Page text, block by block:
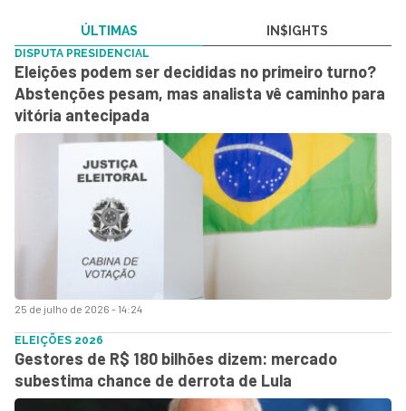
ÚLTIMAS IN$IGHTS
25 de julho de 2026 - 14:24
DISPUTA PRESIDENCIAL
Eleições podem ser decididas no primeiro turno?
Abstenções pesam, mas analista vê caminho para
vitória antecipada
ELEIÇÕES 2026
Gestores de R$ 180 bilhões dizem: mercado
subestima chance de derrota de Lula